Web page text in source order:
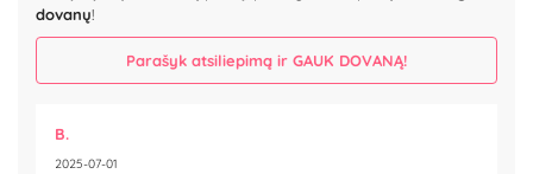
dovanų!
Parašyk atsiliepimą ir GAUK DOVANĄ!
B.
2025-07-01